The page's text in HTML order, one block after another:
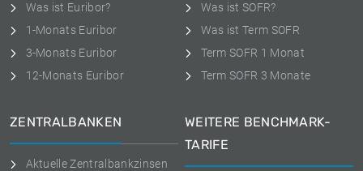
Was ist Euribor?
1-Monats Euribor
3-Monats Euribor
12-Monats Euribor
Was ist SOFR?
Was ist Term SOFR
Term SOFR 1 Monat
Term SOFR 3 Monate
ZENTRALBANKEN
Aktuelle Zentralbankzinsen
WEITERE BENCHMARK-
TARIFE